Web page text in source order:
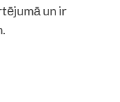
un ir